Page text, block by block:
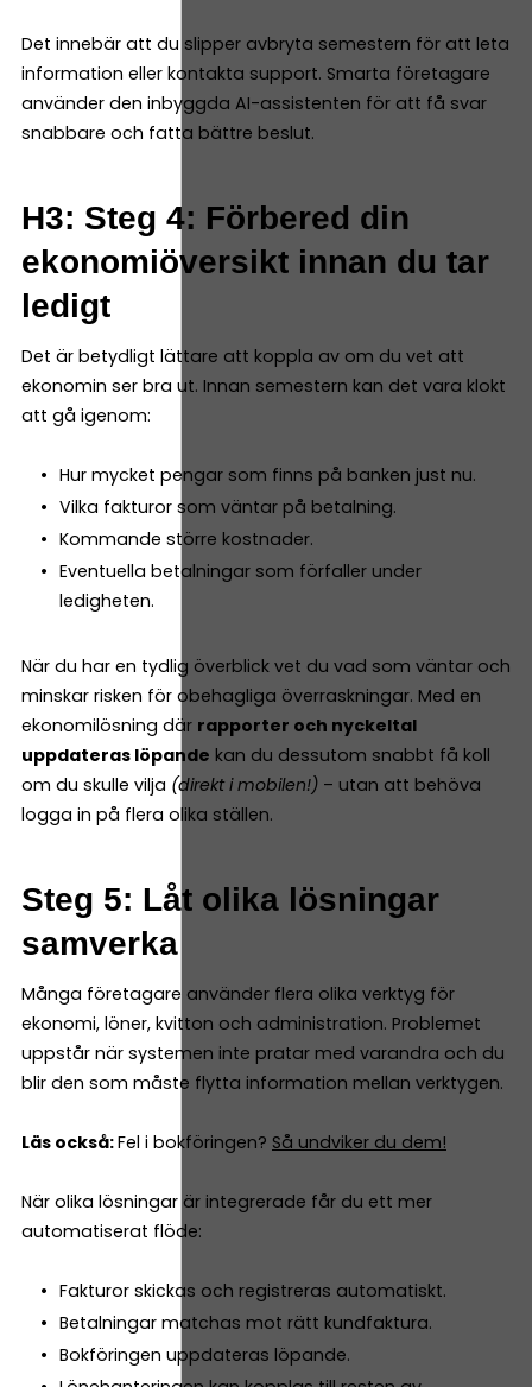
Det innebär att du slipper avbryta semestern för att leta
information eller kontakta support. Smarta företagare
använder den inbyggda AI-assistenten för att få svar
snabbare och fatta bättre beslut.
H3: Steg 4: Förbered din
ekonomiöversikt innan du tar
ledigt
Det är betydligt lättare att koppla av om du vet att
ekonomin ser bra ut. Innan semestern kan det vara klokt
att gå igenom:
Hur mycket pengar som finns på banken just nu.
Vilka fakturor som väntar på betalning.
Kommande större kostnader.
Eventuella betalningar som förfaller under
ledigheten.
När du har en tydlig överblick vet du vad som väntar och
minskar risken för obehagliga överraskningar. Med en
ekonomilösning där rapporter och nyckeltal
uppdateras löpande kan du dessutom snabbt få koll
om du skulle vilja (direkt i mobilen!) – utan att behöva
logga in på flera olika ställen.
Steg 5: Låt olika lösningar
samverka
Många företagare använder flera olika verktyg för
ekonomi, löner, kvitton och administration. Problemet
uppstår när systemen inte pratar med varandra och du
blir den som måste flytta information mellan verktygen.
Läs också:Fel i bokföringen? Så undviker du dem!
När olika lösningar är integrerade får du ett mer
automatiserat flöde:
Fakturor skickas och registreras automatiskt.
Betalningar matchas mot rätt kundfaktura.
Bokföringen uppdateras löpande.